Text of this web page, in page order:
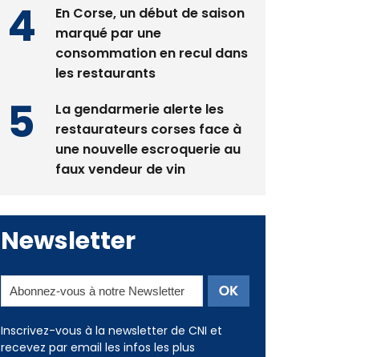
Mosimann
En Corse, un début de saison
marqué par une
les restaurants
La gendarmerie alerte les
restaurateurs corses face à
Newsletter